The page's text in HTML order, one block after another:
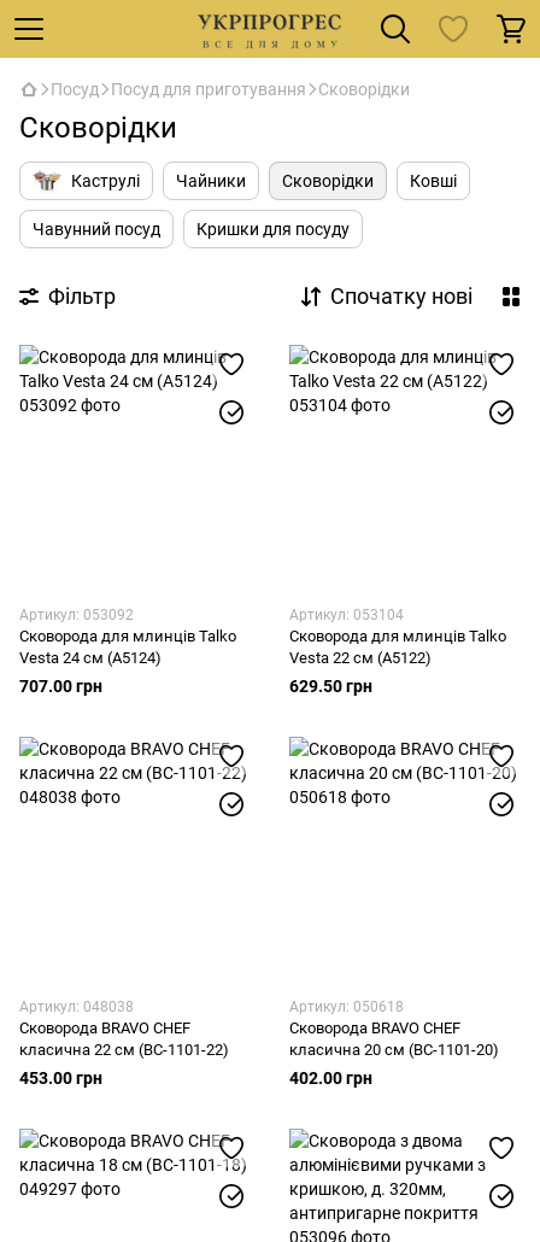
Посуд Посуд для приготування Сковорідки
Сковорідки
Каструлі Чайники Сковорідки Ковші
Чавунний посуд Кришки для посуду
Фільтр Спочатку нові
Артикул: 053092
Сковорода для млинців Talko
Vesta 24 см (А5124)
707.00 грн
Артикул: 053104
Сковорода для млинців Talko
Vesta 22 см (А5122)
629.50 грн
Артикул: 048038
Сковорода BRAVO CHEF
класична 22 см (BC-1101-22)
453.00 грн
Артикул: 050618
Сковорода BRAVO CHEF
класична 20 см (BC-1101-20)
402.00 грн